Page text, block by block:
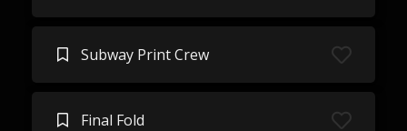
Subway Print Crew
Final Fold